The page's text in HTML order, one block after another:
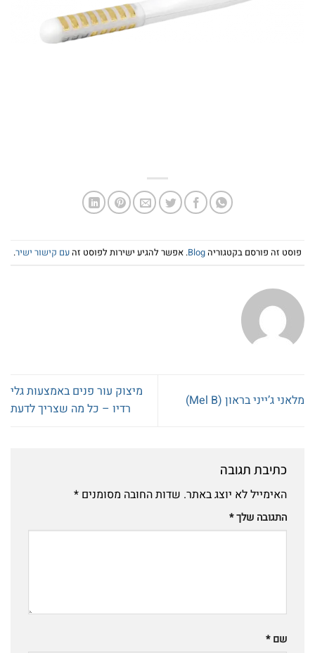
פוסט זה פורסם בקטגוריה Blog. אפשר להגיע ישירות לפוסט זה עם קישור ישיר.
מלאני ג’ייני בראון (Mel B)
מיצוק עור פנים באמצעות גלי
רדיו – כל מה שצריך לדעת
כתיבת תגובה
האימייל לא יוצג באתר. שדות החובה מסומנים *
התגובה שלך*
שם*